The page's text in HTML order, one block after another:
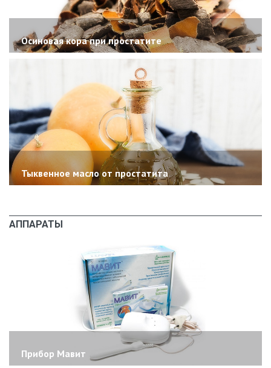
Осиновая кора при простатите
Тыквенное масло от простатита
АППАРАТЫ
Прибор Мавит